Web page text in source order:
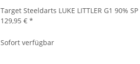
Target Steeldarts LUKE LITTLER G1 90% SP
129,95 € *
Sofort verfügbar